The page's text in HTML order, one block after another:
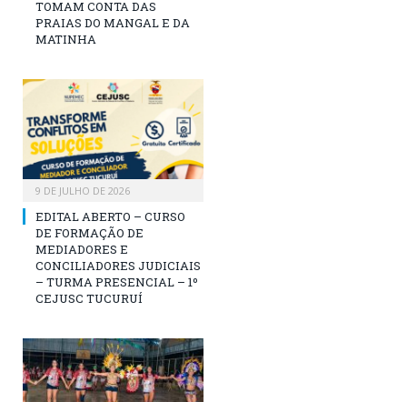
TOMAM CONTA DAS
PRAIAS DO MANGAL E DA
MATINHA
9 DE JULHO DE 2026
EDITAL ABERTO – CURSO
DE FORMAÇÃO DE
MEDIADORES E
CONCILIADORES JUDICIAIS
– TURMA PRESENCIAL – 1º
CEJUSC TUCURUÍ